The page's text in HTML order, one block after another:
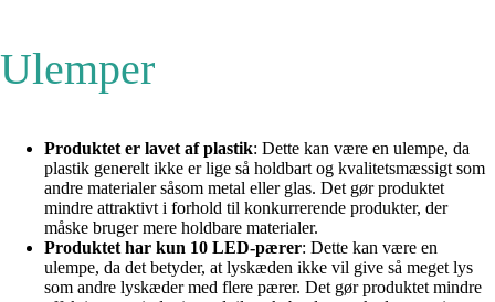
Ulemper
Produktet er lavet af plastik: Dette kan være en ulempe, da
plastik generelt ikke er lige så holdbart og kvalitetsmæssigt som
andre materialer såsom metal eller glas. Det gør produktet
mindre attraktivt i forhold til konkurrerende produkter, der
måske bruger mere holdbare materialer.
Produktet har kun 10 LED-pærer: Dette kan være en
ulempe, da det betyder, at lyskæden ikke vil give så meget lys
som andre lyskæder med flere pærer. Det gør produktet mindre